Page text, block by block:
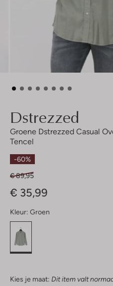
Dstrezzed
Groene Dstrezzed Casual
Tencel
-60%
€ 89,95
€ 35,99
Kleur: Groen
Kies je maat: Dit item valt